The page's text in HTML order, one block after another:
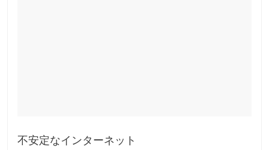
不安定なインターネット